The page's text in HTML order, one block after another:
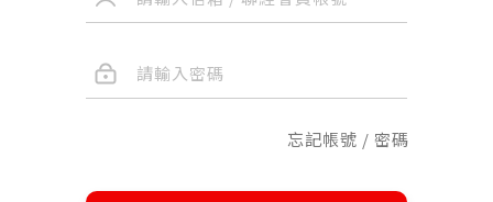
忘記帳號 / 密碼